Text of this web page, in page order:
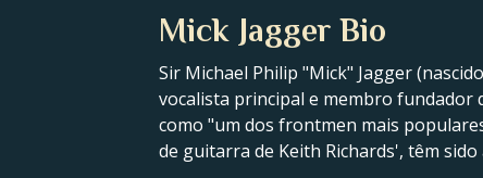
Mick Jagger Bio
Sir Michael Philip "Mick" Jagger
vocalista principal e membro fundador
como "um dos frontmen mais
de guitarra de Keith Richards', têm